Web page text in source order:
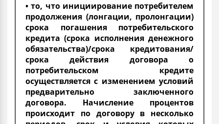
• то, что инициирование потребителем
продолжения (лонгации, пролонгации)
срока погашения потребительского
кредита (срока исполнения денежного
обязательства)/срока кредитования/
срока действия договора о
потребительском кредите
осуществляется с изменением условий
предварительно заключенного
договора. Начисление процентов
происходит по договору в несколько